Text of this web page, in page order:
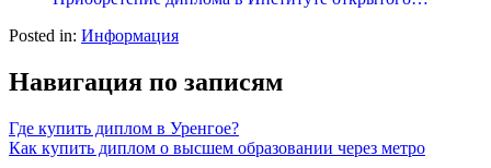
Posted in: Информация
Навигация по записям
Где купить диплом в Уренгое?
Как купить диплом о высшем образовании через метро